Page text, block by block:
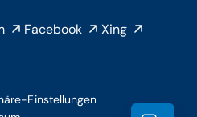
Facebook Xing
Einstellungen